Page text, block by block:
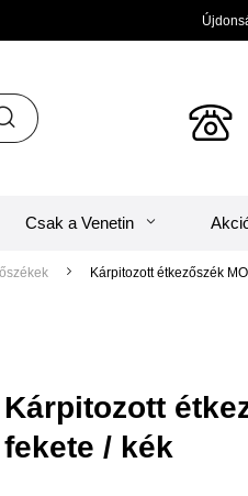
Csak a Venetin
Étkezőszékek Kárpitozott
Kárpitozott
fekete / kék